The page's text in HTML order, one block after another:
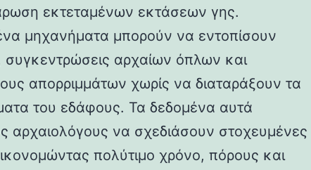
εκτεταμένων εκτάσεων γης.
μηχανήματα μπορούν να εντοπίσουν
συγκεντρώσεις αρχαίων όπλων και
απορριμμάτων χωρίς να διαταράξουν τα
του εδάφους. Τα δεδομένα αυτά
αρχαιολόγους να σχεδιάσουν στοχευμένες
πολύτιμο χρόνο, πόρους και